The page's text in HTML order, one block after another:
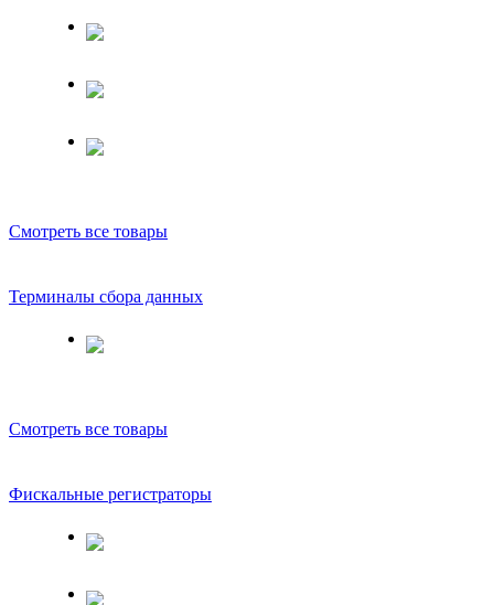
Смотреть все товары
Терминалы сбора данных
Смотреть все товары
Фискальные регистраторы